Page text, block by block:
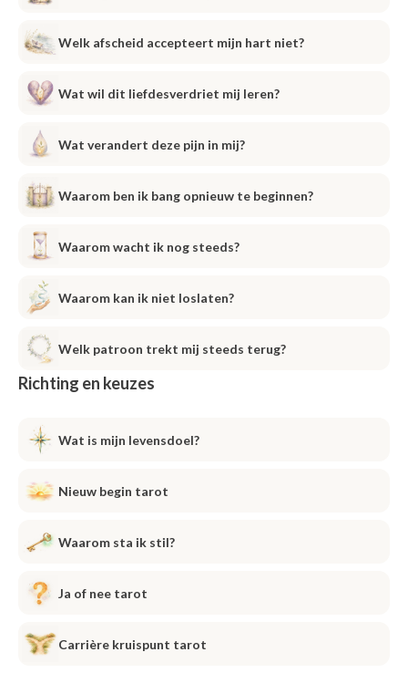
Welk afscheid accepteert mijn hart niet?
Wat wil dit liefdesverdriet mij leren?
Wat verandert deze pijn in mij?
Waarom ben ik bang opnieuw te beginnen?
Waarom wacht ik nog steeds?
Waarom kan ik niet loslaten?
Welk patroon trekt mij steeds terug?
Richting en keuzes
Wat is mijn levensdoel?
Nieuw begin tarot
Waarom sta ik stil?
Ja of nee tarot
Carrière kruispunt tarot